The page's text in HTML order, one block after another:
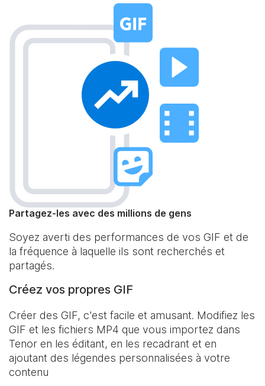
Partagez-les avec des millions de gens
Soyez averti des performances de vos GIF et de
la fréquence à laquelle ils sont recherchés et
partagés.
Créez vos propres GIF
Créer des GIF, c'est facile et amusant. Modifiez les
GIF et les fichiers MP4 que vous importez dans
Tenor en les éditant, en les recadrant et en
ajoutant des légendes personnalisées à votre
contenu